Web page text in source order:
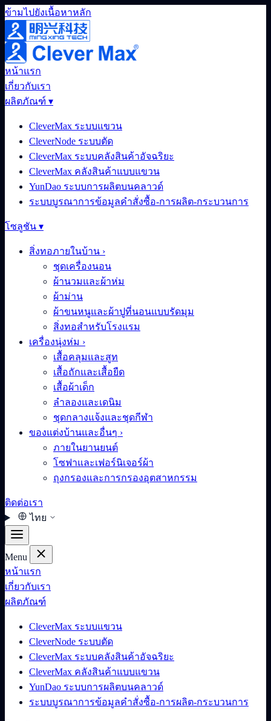
ข้ามไปยังเนื้อหาหลัก
หน้าแรก
เกี่ยวกับเรา
ผลิตภัณฑ์ ▾
CleverMax ระบบแขวน
CleverNode ระบบตัด
CleverMax ระบบคลังสินค้าอัจฉริยะ
CleverMax คลังสินค้าแบบแขวน
YunDao ระบบการผลิตบนคลาวด์
ระบบบูรณาการข้อมูลคำสั่งซื้อ-การผลิต-กระบวนการ
โซลูชัน ▾
สิ่งทอภายในบ้าน ›
ชุดเครื่องนอน
ผ้านวมและผ้าห่ม
ผ้าม่าน
ผ้าขนหนูและผ้าปูที่นอนแบบรัดมุม
สิ่งทอสำหรับโรงแรม
เครื่องนุ่งห่ม ›
เสื้อคลุมและสูท
เสื้อถักและเสื้อยืด
เสื้อผ้าเด็ก
ลำลองและเดนิม
ชุดกลางแจ้งและชุดกีฬา
ของแต่งบ้านและอื่นๆ ›
ภายในยานยนต์
โซฟาและเฟอร์นิเจอร์ผ้า
ถุงกรองและการกรองอุตสาหกรรม
ติดต่อเรา
ไทย
Menu
หน้าแรก
เกี่ยวกับเรา
ผลิตภัณฑ์
CleverMax ระบบแขวน
CleverNode ระบบตัด
CleverMax ระบบคลังสินค้าอัจฉริยะ
CleverMax คลังสินค้าแบบแขวน
YunDao ระบบการผลิตบนคลาวด์
ระบบบูรณาการข้อมูลคำสั่งซื้อ-การผลิต-กระบวนการ